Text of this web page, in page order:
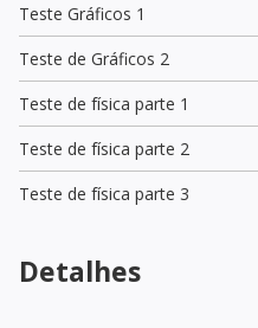
Teste Gráficos 1
Teste de Gráficos 2
Teste de física parte 1
Teste de física parte 2
Teste de física parte 3
Detalhes